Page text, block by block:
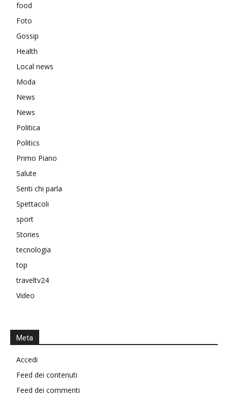
food
Foto
Gossip
Health
Local news
Moda
News
News
Politica
Politics
Primo Piano
Salute
Senti chi parla
Spettacoli
sport
Stories
tecnologia
top
traveltv24
Video
Meta
Accedi
Feed dei contenuti
Feed dei commenti